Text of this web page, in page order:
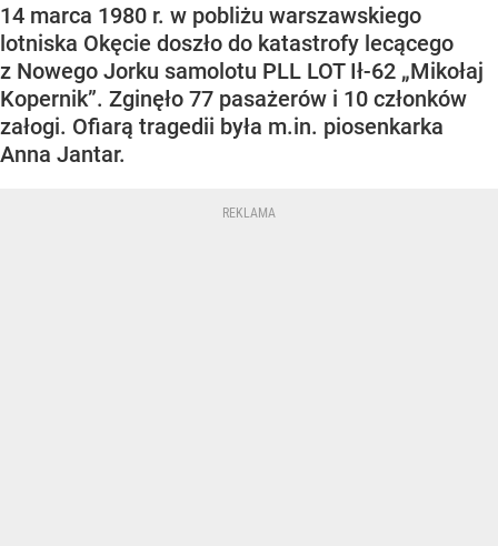
14 marca 1980 r. w pobliżu warszawskiego
lotniska Okęcie doszło do katastrofy lecącego
z Nowego Jorku samolotu PLL LOT Ił-62 „Mikołaj
Kopernik”. Zginęło 77 pasażerów i 10 członków
załogi. Ofiarą tragedii była m.in. piosenkarka
Anna Jantar.